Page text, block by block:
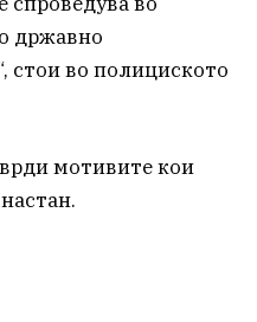
државно
стои во полициското
мотивите кои